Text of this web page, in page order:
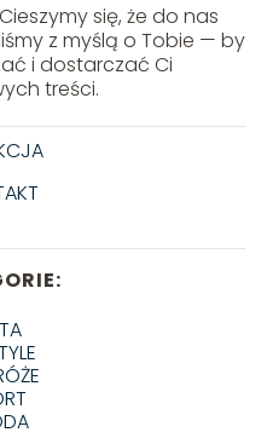
się, że do nas
z myślą o Tobie — by
i dostarczać Ci
treści.